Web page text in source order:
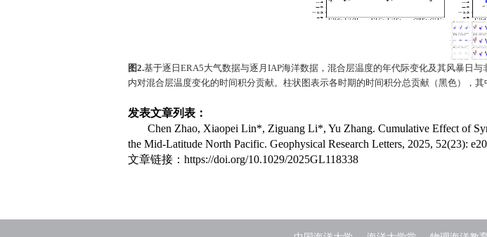
图2.基于逐日 ERA5大气数据与逐月 IAP海洋数据，混合层温度的年代际变化及其风暴日与
内对混合层温度变化的时间积分贡献。柱状图表示各时期的时间积分总贡献（黑色），其
发表文章列表：
Chen Zhao, Xiaopei Lin*, Ziguang Li*, Yu Zhang. Cumulative Effect of
the Mid‐Latitude North Pacific. Geophysical Research Letters, 2025, 52(23):
文章链接： https://doi.org/10.1029/2025GL118338